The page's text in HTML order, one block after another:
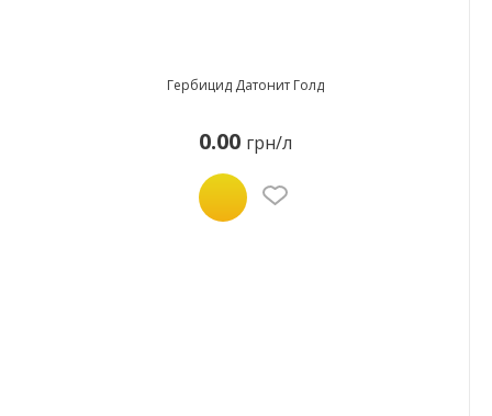
Гербицид Датонит Голд
0.00 грн/л